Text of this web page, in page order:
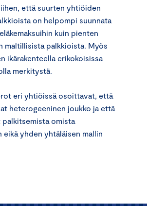
että suurten yhtiöiden
on helpompi suunnata
kuin pienten
maltillisista palkkioista. Myös
ikärakenteella erikokoisissa
merkitystä.
eri yhtiöissä osoittavat, että
heterogeeninen joukko ja että
omista
eikä yhden yhtäläisen mallin